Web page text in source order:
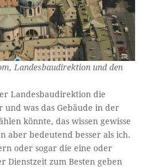
Landesbaudirektion und den
Landesbaudirektion die
was das Gebäude in der
könnte, das wissen gewisse
aber bedeutend besser als ich.
oder sogar die eine oder
Dienstzeit zum Besten geben